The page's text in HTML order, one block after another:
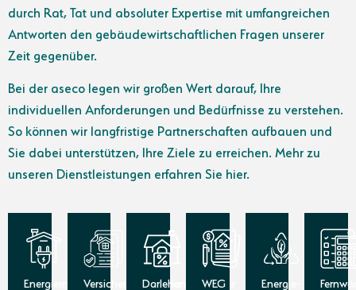
durch Rat, Tat und absoluter Expertise mit umfangreichen
Antworten den gebäudewirtschaftlichen Fragen unserer
Zeit gegenüber.
Bei der aseco legen wir großen Wert darauf, Ihre
individuellen Anforderungen und Bedürfnisse zu verstehen.
So können wir langfristige Partnerschaften aufbauen und
Sie dabei unterstützen, Ihre Ziele zu erreichen. Mehr zu
unseren Dienstleistungen erfahren Sie hier.
EnergiemaklerVersicherungsmaklerDarlehensvermittler
WEG
Energie-